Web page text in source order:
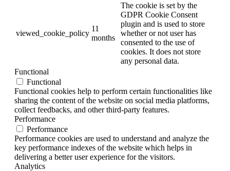
viewed_cookie_policy
11
months
The cookie is set by the
GDPR Cookie Consent
plugin and is used to store
whether or not user has
consented to the use of
cookies. It does not store
any personal data.
Functional
Functional
Functional cookies help to perform certain functionalities like
sharing the content of the website on social media platforms,
collect feedbacks, and other third-party features.
Performance
Performance
Performance cookies are used to understand and analyze the
key performance indexes of the website which helps in
delivering a better user experience for the visitors.
Analytics